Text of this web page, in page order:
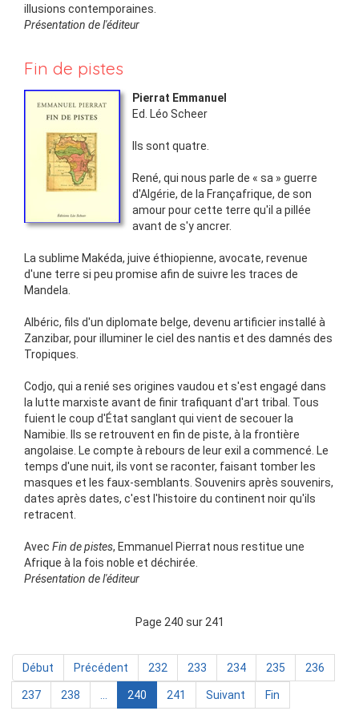
illusions contemporaines.
Présentation de l'éditeur
Fin de pistes
Pierrat Emmanuel
Ed.
Léo Scheer
Ils sont quatre.
René, qui nous parle de « sa » guerre
d'Algérie, de la Françafrique, de son
amour pour cette terre qu'il a pillée
avant de s'y ancrer.
La sublime Makéda, juive éthiopienne, avocate, revenue
d'une terre si peu promise afin de suivre les traces de
Mandela.
Albéric, fils d'un diplomate belge, devenu artificier installé à
Zanzibar, pour illuminer le ciel des nantis et des damnés des
Tropiques.
Codjo, qui a renié ses origines vaudou et s'est engagé dans
la lutte marxiste avant de finir trafiquant d'art tribal. Tous
fuient le coup d'État sanglant qui vient de secouer la
Namibie. Ils se retrouvent en fin de piste, à la frontière
angolaise. Le compte à rebours de leur exil a commencé. Le
temps d'une nuit, ils vont se raconter, faisant tomber les
masques et les faux-semblants. Souvenirs après souvenirs,
dates après dates, c'est l'histoire du continent noir qu'ils
retracent.
Avec Fin de pistes, Emmanuel Pierrat nous restitue une
Afrique à la fois noble et déchirée.
Présentation de l'éditeur
Page 240 sur 241
Début Précédent 232 233 234 235 236
237 238 240 241 Suivant Fin